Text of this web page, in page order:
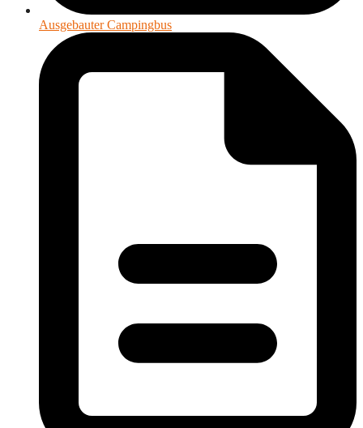
Ausgebauter Campingbus